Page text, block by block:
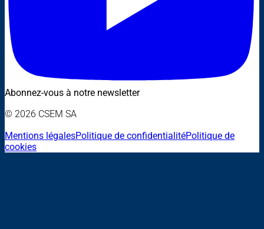
Abonnez-vous à notre newsletter
© 2026 CSEM SA
Mentions légalesPolitique de confidentialitéPolitique de
cookies